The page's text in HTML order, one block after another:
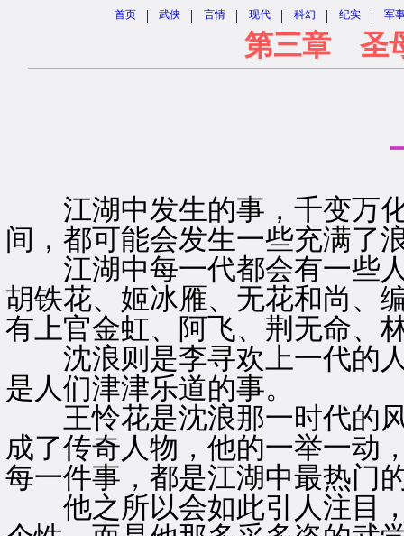
首页 | 武侠 | 言情 | 现代 | 科幻 | 纪实 | 军
第三章 圣
江湖中发生的事，千变万化
间，都可能会发生一些充满了
江湖中每一代都会有一些人
胡铁花、姬冰雁、无花和尚
有上官金虹、阿飞、荆无命、
沈浪则是李寻欢上一代的人
是人们津津乐道的事。
王怜花是沈浪那一时代的风
成了传奇人物，他的一举一动
每一件事，都是江湖中最热门
他之所以会如此引人注目，